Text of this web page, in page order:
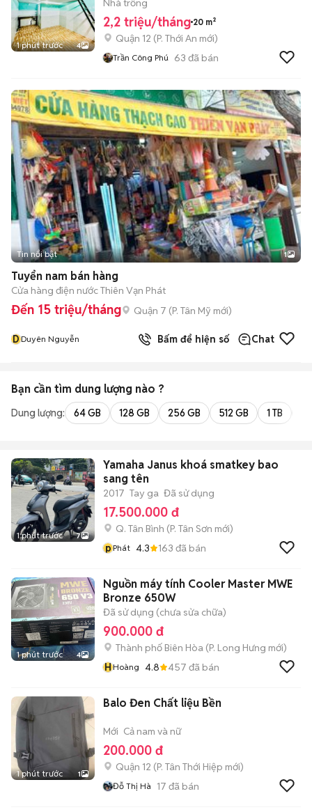
1 phút trước 4
Nhà trống
2,2 triệu/tháng 20 m²
Quận 12 (P. Thới An mới)
Trần Công Phú 63 đã bán
Tin nổi bật 1
Tuyển nam bán hàng
Cửa hàng điện nước Thiên Vạn Phát
Đến 15 triệu/tháng Quận 7 (P. Tân Mỹ mới)
DDuyên Nguyễn Bấm để hiện số Chat
Bạn cần tìm dung lượng nào ?
Dung lượng: 64 GB 128 GB 256 GB 512 GB 1 TB
1 phút trước 7
Yamaha Janus khoá smatkey bao
sang tên
2017 Tay ga Đã sử dụng
17.500.000 đ
Q. Tân Bình (P. Tân Sơn mới)
pPhát 4.3 163 đã bán
1 phút trước 4
Nguồn máy tính Cooler Master MWE
Bronze 650W
Đã sử dụng (chưa sửa chữa)
900.000 đ
Thành phố Biên Hòa (P. Long Hưng mới)
HHoàng 4.8 457 đã bán
1 phút trước 1
Balo Đen Chất liệu Bền
Mới Cả nam và nữ
200.000 đ
Quận 12 (P. Tân Thới Hiệp mới)
Đỗ Thị Hà 17 đã bán